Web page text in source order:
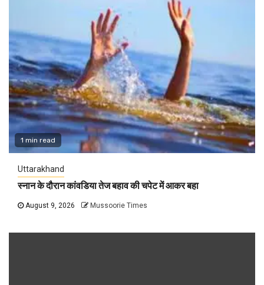
1 min read
Uttarakhand
स्नान के दौरान कांवडिया तेज बहाव की चपेट में आकर बहा
August 9, 2026 Mussoorie Times